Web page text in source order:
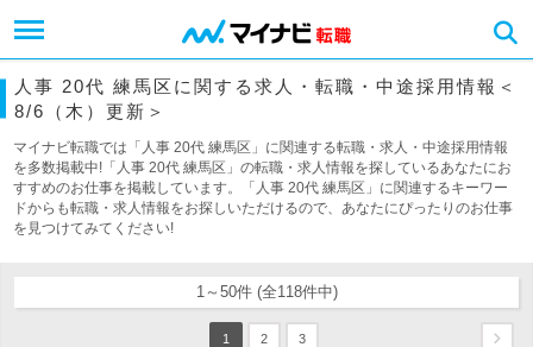
人事 20代 練馬区に関する求人・転職・中途採用情報＜
8/6（木）更新＞
マイナビ転職では「人事 20代 練馬区」に関連する転職・求人・中途採用情報
を多数掲載中!「人事 20代 練馬区」の転職・求人情報を探しているあなたにお
すすめのお仕事を掲載しています。「人事 20代 練馬区」に関連するキーワー
ドからも転職・求人情報をお探しいただけるので、あなたにぴったりのお仕事
を見つけてみてください!
1～50件 (全118件中)
1 2 3